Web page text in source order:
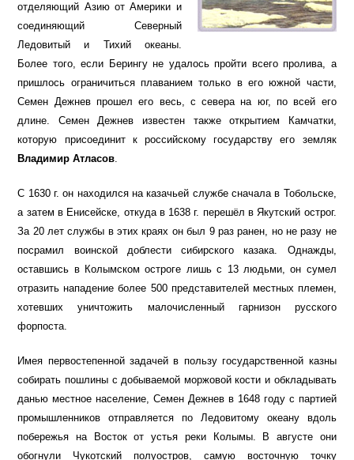
отделяющий Азию от Америки и
соединяющий Северный
Ледовитый и Тихий океаны.
Более того, если Берингу не удалось пройти всего пролива, а
пришлось ограничиться плаванием только в его южной части,
Семен Дежнев прошел его весь, с севера на юг, по всей его
длине. Семен Дежнев известен также открытием Камчатки,
которую присоединит к российскому государству его земляк
Владимир Атласов.
С 1630 г. он находился на казачьей службе сначала в Тобольске,
а затем в Енисейске, откуда в 1638 г. перешёл в Якутский острог.
За 20 лет службы в этих краях он был 9 раз ранен, но не разу не
посрамил воинской доблести сибирского казака. Однажды,
оставшись в Колымском остроге лишь с 13 людьми, он сумел
отразить нападение более 500 представителей местных племен,
хотевших уничтожить малочисленный гарнизон русского
форпоста.
Имея первостепенной задачей в пользу государственной казны
собирать пошлины с добываемой моржовой кости и обкладывать
данью местное население, Семен Дежнев в 1648 году с партией
промышленников отправляется по Ледовитому океану вдоль
побережья на Восток от устья реки Колымы. В августе они
обогнули Чукотский полуостров, самую восточную точку